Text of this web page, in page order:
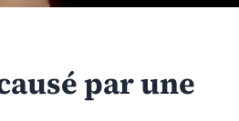
par une